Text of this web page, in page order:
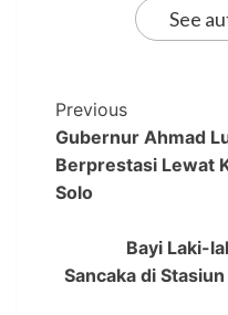
See
Previous
Gubernur Ahmad
Berprestasi Lewat
Solo
Bayi Laki-
Sancaka di